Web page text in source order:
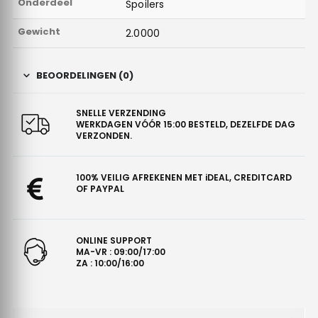
Spoilers
Gewicht 2.0000
BEOORDELINGEN (0)
SNELLE VERZENDING
WERKDAGEN VÓÓR 15:00 BESTELD, DEZELFDE DAG
VERZONDEN.
100% VEILIG AFREKENEN MET iDEAL, CREDITCARD
OF PAYPAL
ONLINE SUPPORT
MA-VR : 09:00/17:00
ZA : 10:00/16:00